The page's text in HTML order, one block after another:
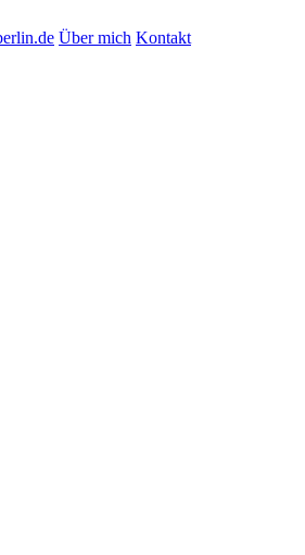
Über mich Kontakt